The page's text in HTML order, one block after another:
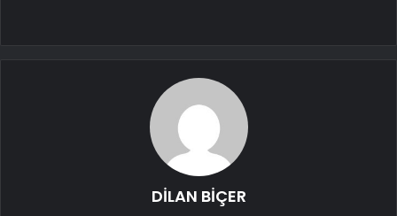
DİLAN BİÇER